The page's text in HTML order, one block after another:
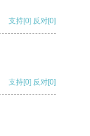
支持[0] 反对[0]
支持[0] 反对[0]